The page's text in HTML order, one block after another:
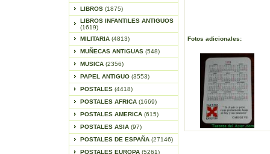
LIBROS (1875)
LIBROS INFANTILES ANTIGUOS
(1619)
MILITARIA (4813)
MUÑECAS ANTIGUAS (548)
MUSICA (2356)
PAPEL ANTIGUO (3553)
POSTALES (4418)
POSTALES AFRICA (1669)
POSTALES AMERICA (615)
POSTALES ASIA (97)
POSTALES DE ESPAÑA (27146)
POSTALES EUROPA (5261)
Fotos adicionales: